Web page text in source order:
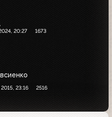
20:27 1673
23:16 2516